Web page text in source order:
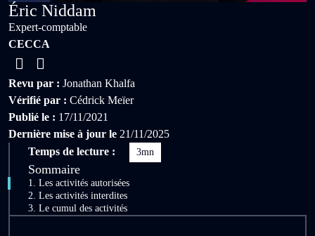
Éric Niddam
Expert-comptable
CECCA
Revu par : Jonathan Khalfa
Vérifié par : Cédrick Meïer
Publié le : 17/11/2021
Dernière mise à jour le 21/11/2025
Temps de lecture :
3mn
Sommaire
1. Les activités autorisées
2. Les activités interdites
3. Le cumul des activités